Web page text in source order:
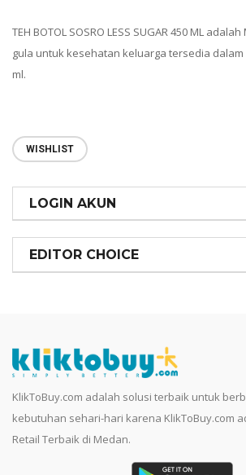
TEH BOTOL SOSRO LESS SUGAR 450 ML
gula untuk kesehatan keluarga tersedia
ml.
WISHLIST
LOGIN AKUN
EDITOR CHOICE
KlikToBuy.com adalah solusi terbaik untuk
kebutuhan sehari-hari karena KlikToBuy.com
Retail Terbaik di Medan.